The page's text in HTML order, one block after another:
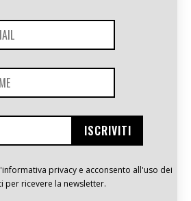
privacy e acconsento all'uso dei
per ricevere la newsletter.